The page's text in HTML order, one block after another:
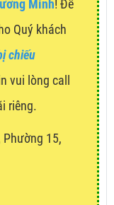
Minh! Để
Quý khách
chiếu
vui lòng call
riêng.
15,